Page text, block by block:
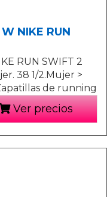
NIKE RUN
RUN SWIFT 2
38 1/2.Mujer >
de running
Ver precios